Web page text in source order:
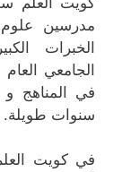
مدرسين
الخبرات
الجامعي
في المناهج و
سنوات طويلة.
في كويت